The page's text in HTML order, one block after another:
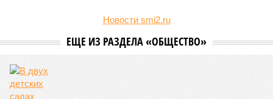
летней оздоровительной кампании 2026 года и промежуточные
были обобщены
мероприятий в детских оздоровительных лагерях. В
нынешнем сезоне функционирует 299 таких учреждений,